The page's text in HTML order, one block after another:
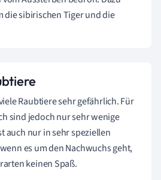
die sibirischen Tiger und die
Raubtiere sehr gefährlich. Für
sind jedoch nur sehr wenige
auch nur in sehr speziellen
es um den Nachwuchs geht,
keinen Spaß.